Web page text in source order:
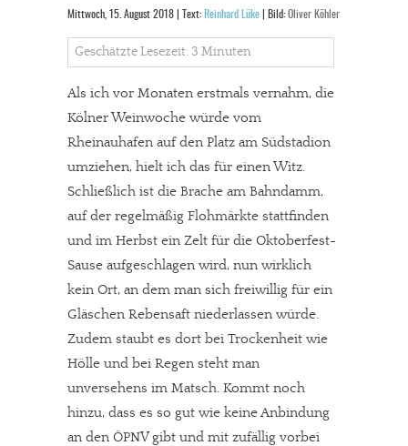
Mittwoch, 15. August 2018 | Text: Reinhard Lüke | Bild: Oliver Köhler
Geschätzte Lesezeit: 3 Minuten
Als ich vor Monaten erstmals vernahm, die
Kölner Weinwoche würde vom
Rheinauhafen auf den Platz am Südstadion
umziehen, hielt ich das für einen Witz.
Schließlich ist die Brache am Bahndamm,
auf der regelmäßig Flohmärkte stattfinden
und im Herbst ein Zelt für die Oktoberfest-
Sause aufgeschlagen wird, nun wirklich
kein Ort, an dem man sich freiwillig für ein
Gläschen Rebensaft niederlassen würde.
Zudem staubt es dort bei Trockenheit wie
Hölle und bei Regen steht man
unversehens im Matsch. Kommt noch
hinzu, dass es so gut wie keine Anbindung
an den ÖPNV gibt und mit zufällig vorbei